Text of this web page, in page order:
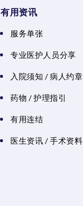
有用资讯
服务单张
专业医护人员分享
入院须知 / 病人约章
药物 / 护理指引
有用连结
医生资讯 / 手术资料